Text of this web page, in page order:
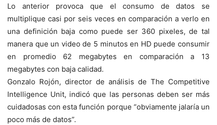
Lo anterior provoca que el consumo de datos se
multiplique casi por seis veces en comparación a verlo en
una definición baja como puede ser 360 pixeles, de tal
manera que un video de 5 minutos en HD puede consumir
en promedio 62 megabytes en comparación a 13
megabytes con baja calidad.
Gonzalo Rojón, director de análisis de The Competitive
Intelligence Unit, indicó que las personas deben ser más
cuidadosas con esta función porque “obviamente jalaría un
poco más de datos”.